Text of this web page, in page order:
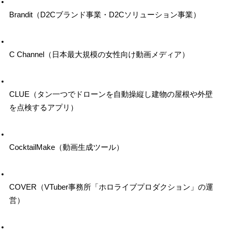
Brandit（D2Cブランド事業・D2Cソリューション事業）
C Channel（日本最大規模の女性向け動画メディア）
CLUE（タン一つでドローンを自動操縦し建物の屋根や外壁
を点検するアプリ）
CocktailMake（動画生成ツール）
COVER（VTuber事務所「ホロライブプロダクション」の運
営）